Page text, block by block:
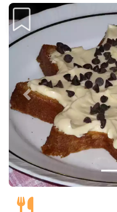
Precedente